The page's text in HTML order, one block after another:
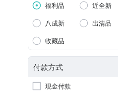
福利品
近全新
八成新
出清品
收藏品
付款方式
現金付款